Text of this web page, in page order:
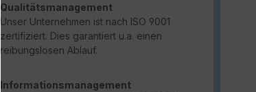
Qualitätsmanagement
Unser Unternehmen ist nach ISO 9001
zertifiziert. Dies garantiert u.a. einen
reibungslosen Ablauf.
Informationsmanagement